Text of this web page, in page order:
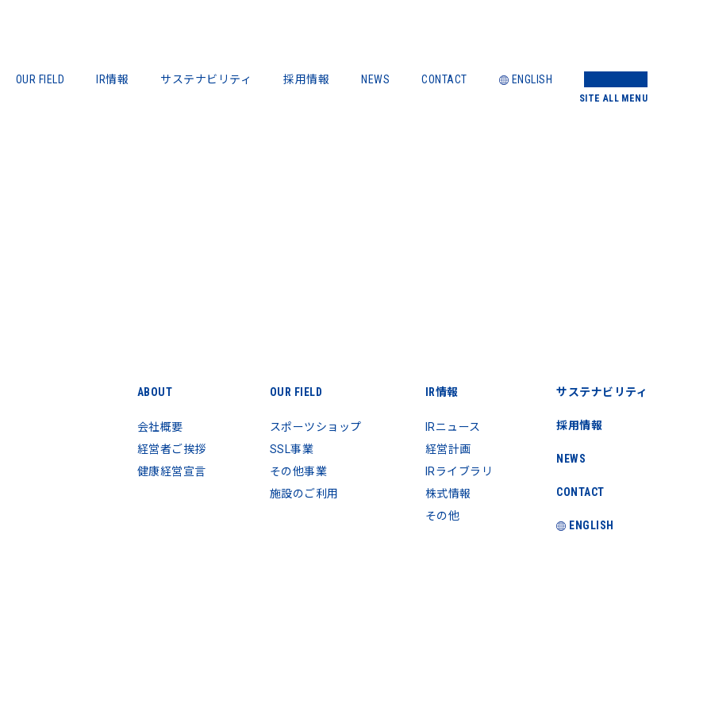
OUR FIELD IR情報 サステナビリティ 採用情報 NEWS CONTACT ENGLISH
SITEALL MENU
ABOUT
会社概要
経営者ご挨拶
健康経営宣言
OUR FIELD
スポーツショップ
SSL事業
その他事業
施設のご利用
IR情報
IRニュース
経営計画
IRライブラリ
株式情報
その他
サステナビリティ
採用情報
NEWS
CONTACT
ENGLISH